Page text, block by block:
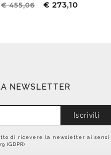
€ 455,06
€ 273,10
NEWSLETTER
Iscriviti
di ricevere la newsletter ai sensi
(GDPR)